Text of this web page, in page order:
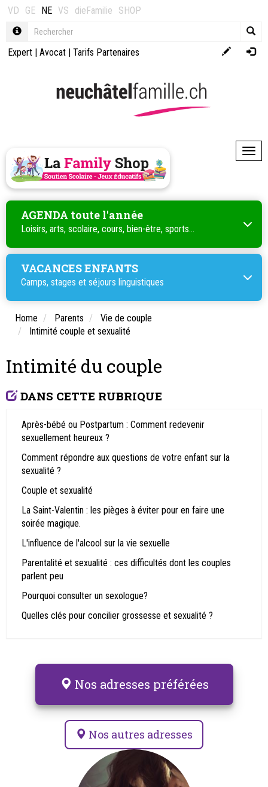
VD GE NE VS dieFamilie SHOP
Expert | Avocat | Tarifs Partenaires
AGENDA toute l'année
Loisirs, arts, scolaire, cours, bien-être, sports...
VACANCES ENFANTS
Camps, stages et séjours linguistiques
Home Parents
Vie de couple
Intimité couple et sexualité
Intimité du couple
DANS CETTE RUBRIQUE
Après-bébé ou Postpartum : Comment redevenir
sexuellement heureux ?
Comment répondre aux questions de votre enfant sur la
sexualité ?
Couple et sexualité
La Saint-Valentin : les pièges à éviter pour en faire une
soirée magique.
L'influence de l'alcool sur la vie sexuelle
Parentalité et sexualité : ces difficultés dont les couples
parlent peu
Pourquoi consulter un sexologue?
Quelles clés pour concilier grossesse et sexualité ?
Nos adresses préférées
Nos autres adresses